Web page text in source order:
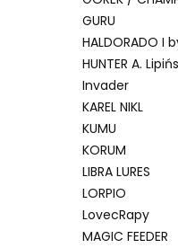
GURU
HALDORADO
HUNTER A.
Invader
KAREL NIKL
KUMU
KORUM
LIBRA LURES
LORPIO
LovecRapy
MAGIC FEEDER